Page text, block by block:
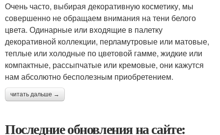
Очень часто, выбирая декоративную косметику, мы
совершенно не обращаем внимания на тени белого
цвета. Одинарные или входящие в палетку
декоративной коллекции, перламутровые или матовые,
теплые или холодные по цветовой гамме, жидкие или
компактные, рассыпчатые или кремовые, они кажутся
нам абсолютно бесполезным приобретением.
читать дальше →
Последние обновления на сайте: